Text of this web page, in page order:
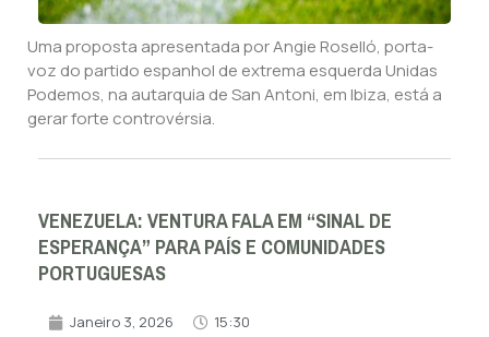
Uma proposta apresentada por Angie Roselló, porta-
voz do partido espanhol de extrema esquerda Unidas
Podemos, na autarquia de San Antoni, em Ibiza, está a
gerar forte controvérsia.
VENEZUELA: VENTURA FALA EM “SINAL DE
ESPERANÇA” PARA PAÍS E COMUNIDADES
PORTUGUESAS
Janeiro 3, 2026 15:30